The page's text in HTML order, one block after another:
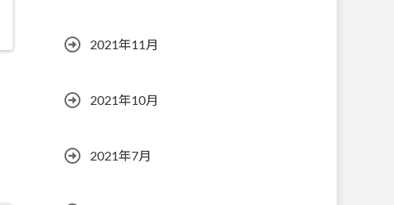
2021年11月
2021年10月
2021年7月